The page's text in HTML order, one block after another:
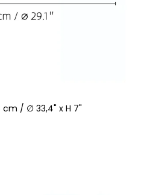
cm / ∅ 33,4" x H 7"